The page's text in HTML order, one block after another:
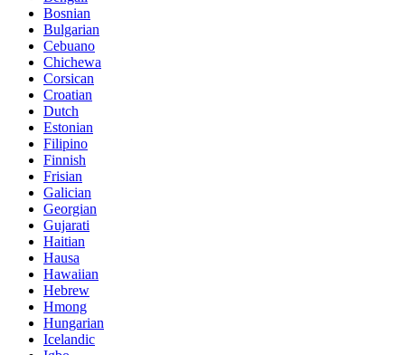
Bosnian
Bulgarian
Cebuano
Chichewa
Corsican
Croatian
Dutch
Estonian
Filipino
Finnish
Frisian
Galician
Georgian
Gujarati
Haitian
Hausa
Hawaiian
Hebrew
Hmong
Hungarian
Icelandic